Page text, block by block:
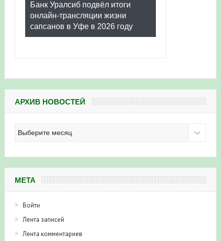
Банк Уралсиб подвёл итоги
онлайн-трансляции жизни
сапсанов в Уфе в 2026 году
АРХИВ НОВОСТЕЙ
новостей
МЕТА
Войти
Лента записей
Лента комментариев